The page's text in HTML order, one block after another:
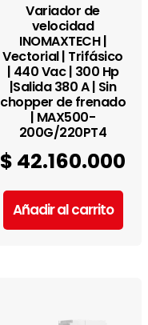
Variador de
velocidad
INOMAXTECH |
Vectorial | Trifásico
| 440 Vac | 300 Hp
|Salida 380 A | Sin
chopper de frenado
| MAX500-
200G/220PT4
$ 42.160.000
Añadir al carrito